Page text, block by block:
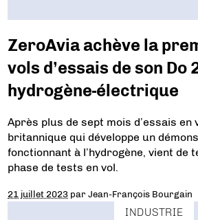
ZeroAvia achève la
vols d’essais de son Do
hydrogène-électrique
Après plus de sept mois d’essais en
britannique qui développe un
fonctionnant à l’hydrogène, vient de
phase de tests en vol.
21 juillet 2023 parJean-François Bourgain
INDUSTRIE